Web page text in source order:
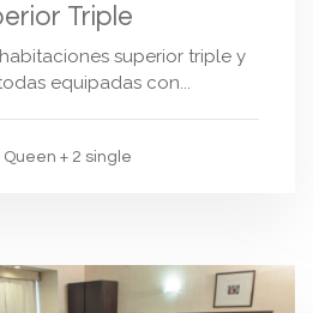
Triple
superior triple y
equipadas con...
Queen + 2 single